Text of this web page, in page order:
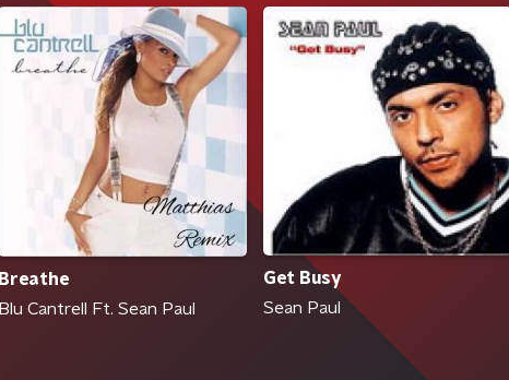
Breathe
Blu Cantrell Ft. Sean Paul
Get Busy
Sean Paul